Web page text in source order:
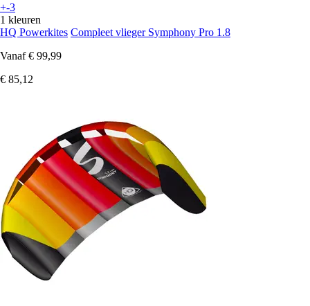
+-3
1 kleuren
HQ Powerkites Compleet vlieger Symphony Pro 1.8
Vanaf € 99,99
€ 85,12